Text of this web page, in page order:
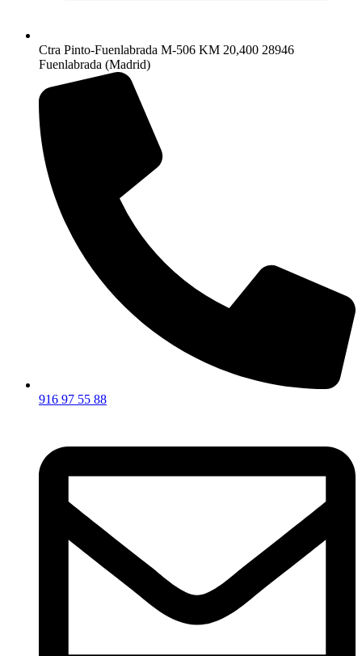
Ctra Pinto-Fuenlabrada M-506 KM 20,400 28946
Fuenlabrada (Madrid)
916 97 55 88